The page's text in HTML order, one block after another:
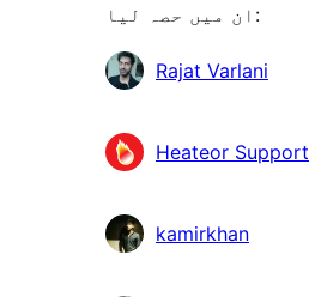
ان میں حصہ لیا:
شراکتRajat Varlani
Heateor Support
kamirkhan